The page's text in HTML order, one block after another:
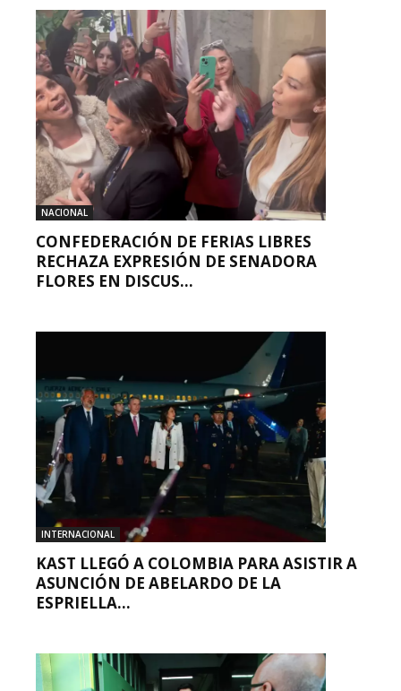
NACIONAL
CONFEDERACIÓN DE FERIAS LIBRES
RECHAZA EXPRESIÓN DE SENADORA
FLORES EN DISCUS...
INTERNACIONAL
KAST LLEGÓ A COLOMBIA PARA ASISTIR A
ASUNCIÓN DE ABELARDO DE LA
ESPRIELLA...